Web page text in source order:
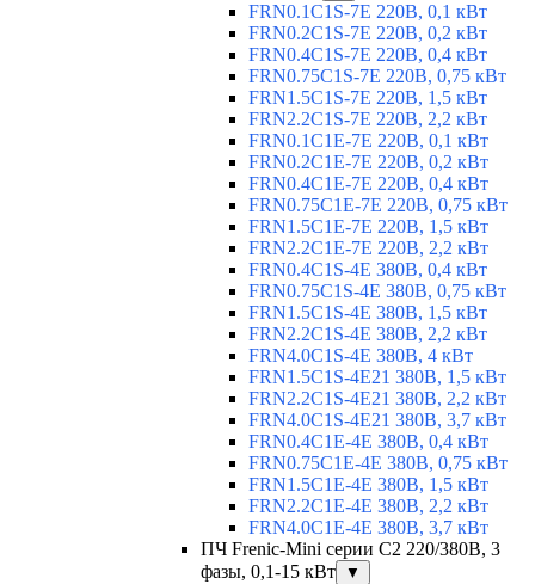
FRN0.1C1S-7E 220В, 0,1 кВт
FRN0.2C1S-7E 220В, 0,2 кВт
FRN0.4C1S-7E 220В, 0,4 кВт
FRN0.75C1S-7E 220В, 0,75 кВт
FRN1.5C1S-7E 220В, 1,5 кВт
FRN2.2C1S-7E 220В, 2,2 кВт
FRN0.1C1E-7E 220В, 0,1 кВт
FRN0.2C1E-7E 220В, 0,2 кВт
FRN0.4C1E-7E 220В, 0,4 кВт
FRN0.75C1E-7E 220В, 0,75 кВт
FRN1.5C1E-7E 220В, 1,5 кВт
FRN2.2C1E-7E 220В, 2,2 кВт
FRN0.4C1S-4E 380В, 0,4 кВт
FRN0.75C1S-4E 380В, 0,75 кВт
FRN1.5C1S-4E 380В, 1,5 кВт
FRN2.2C1S-4E 380В, 2,2 кВт
FRN4.0C1S-4E 380В, 4 кВт
FRN1.5C1S-4E21 380В, 1,5 кВт
FRN2.2C1S-4E21 380В, 2,2 кВт
FRN4.0C1S-4E21 380В, 3,7 кВт
FRN0.4C1E-4E 380В, 0,4 кВт
FRN0.75C1E-4E 380В, 0,75 кВт
FRN1.5C1E-4E 380В, 1,5 кВт
FRN2.2C1E-4E 380В, 2,2 кВт
FRN4.0C1E-4E 380В, 3,7 кВт
ПЧ Frenic-Mini серии С2 220/380В, 3
фазы, 0,1-15 кВт
▼